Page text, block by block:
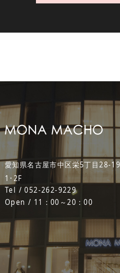
愛知県名古屋市中区栄5丁目28-
1･2F
Tel / 052-262-9229
Open / 11：00～20：00